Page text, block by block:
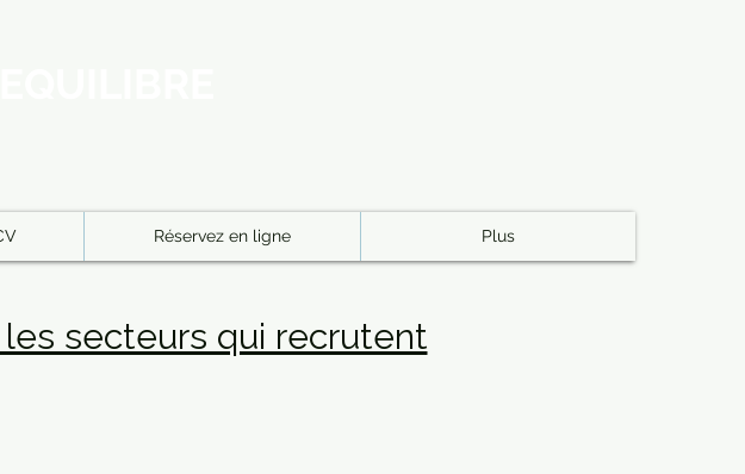
Réservez en ligne Plus
secteurs qui recrutent